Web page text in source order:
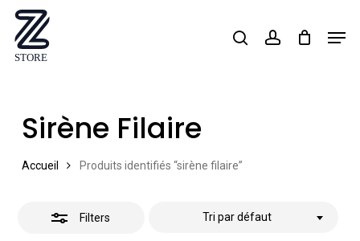
Skip
main
searchaccount
Sirène Filaire
Accueil Produits identifiés “sirène filaire”
Filters Tri par défaut
Close